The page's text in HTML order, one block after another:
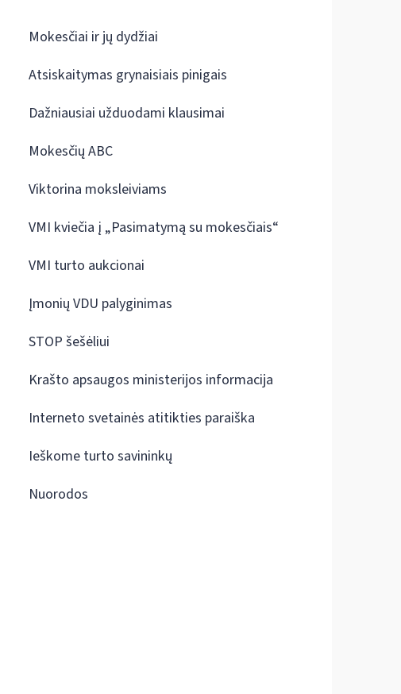
Mokesčiai ir jų dydžiai
Atsiskaitymas grynaisiais pinigais
Dažniausiai užduodami klausimai
Mokesčių ABC
Viktorina moksleiviams
VMI kviečia į „Pasimatymą su mokesčiais“
VMI turto aukcionai
Įmonių VDU palyginimas
STOP šešėliui
Krašto apsaugos ministerijos informacija
Interneto svetainės atitikties paraiška
Ieškome turto savininkų
Nuorodos